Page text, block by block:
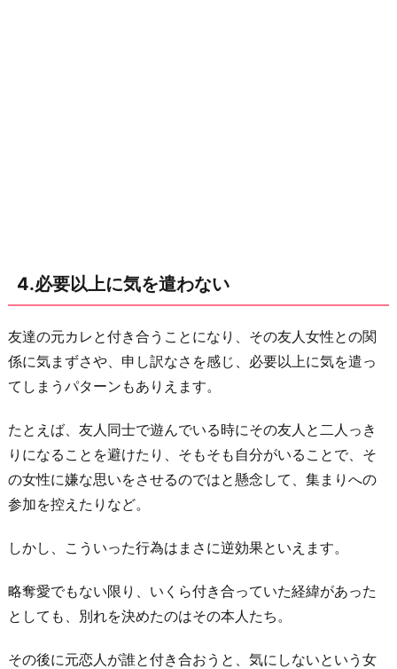
4.必要以上に気を遣わない
友達の元カレと付き合うことになり、その友人女性との関
係に気まずさや、申し訳なさを感じ、必要以上に気を遣っ
てしまうパターンもありえます。
たとえば、友人同士で遊んでいる時にその友人と二人っき
りになることを避けたり、そもそも自分がいることで、そ
の女性に嫌な思いをさせるのではと懸念して、集まりへの
参加を控えたりなど。
しかし、こういった行為はまさに逆効果といえます。
略奪愛でもない限り、いくら付き合っていた経緯があった
としても、別れを決めたのはその本人たち。
その後に元恋人が誰と付き合おうと、気にしないという女